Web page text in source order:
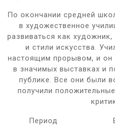
По окончании средней
в художественное
развиваться как
и стили искусства.
настоящим прорывом, и он
в значимых выставках и
публике. Все они были
получили
Период